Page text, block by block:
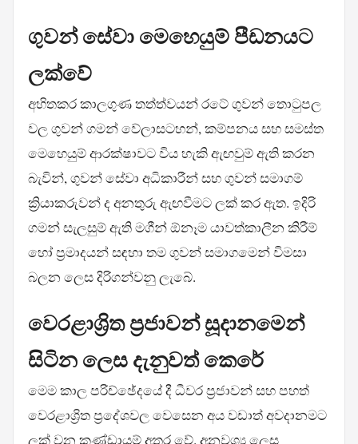
ගුවන් සේවා මෙහෙයුම් පීඩනයට
ලක්වේ
අහිතකර කාලගුණ තත්ත්වයන් රටේ ගුවන් තොටුපල
වල ගුවන් ගමන් වේලාසටහන්, කම්පනය සහ සමස්ත
මෙහෙයුම් ආරක්ෂාවට විය හැකි ඇඟවුම් ඇති කරන
බැවින්, ගුවන් සේවා අධිකාරීන් සහ ගුවන් සමාගම්
ක්‍රියාකරුවන් ද අනතුරු ඇඟවීමට ලක් කර ඇත. ඉදිරි
ගමන් සැලසුම් ඇති මගීන් ඕනෑම යාවත්කාලීන කිරීම්
හෝ ප්‍රමාදයන් සඳහා තම ගුවන් සමාගමෙන් විමසා
බලන ලෙස දිරිගන්වනු ලැබේ.
වෙරළාශ්‍රිත ප්‍රජාවන් සූදානමෙන්
සිටින ලෙස දැනුවත් කෙරේ
මෙම කාල පරිච්ඡේදයේ දී ධීවර ප්‍රජාවන් සහ පහත්
වෙරළාශ්‍රිත ප්‍රදේශවල වෙසෙන අය වඩාත් අවදානමට
ලක් වන කණ්ඩායම් අතර වේ. අනවශ්‍ය ලෙස